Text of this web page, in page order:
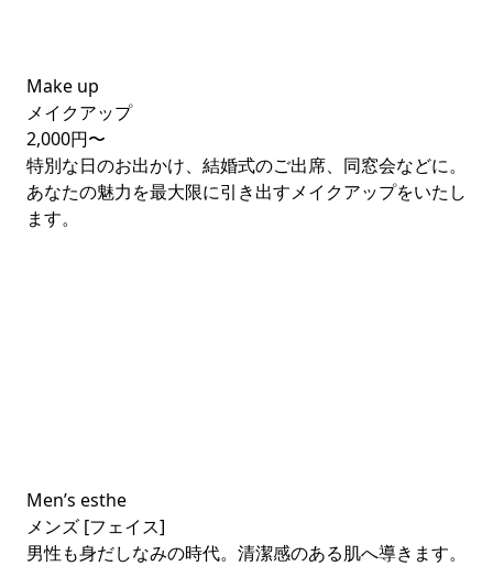
Make up
メイクアップ
2,000円〜
特別な日のお出かけ、結婚式のご出席、同窓会などに。
あなたの魅力を最大限に引き出すメイクアップをいたし
ます。
Men’s esthe
メンズ [フェイス]
男性も身だしなみの時代。清潔感のある肌へ導きます。